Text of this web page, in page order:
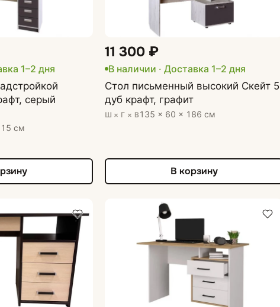
1–2 дня
серый
см
11 300 ₽
В наличии · Доставка 1–2 дня
Стол письменный высокий Скейт 5
дуб крафт, графит
Ш × Г × В135 × 60 × 186 см
В корзину